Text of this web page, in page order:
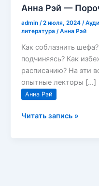
Анна Рэй —
admin /2 июля, 2024 /
литература /Анна Рэй
Как соблазнить
подчиняясь? Как
расписанию? На эти
опытные лекторы […]
Анна Рэй
Анна
Читать запись »